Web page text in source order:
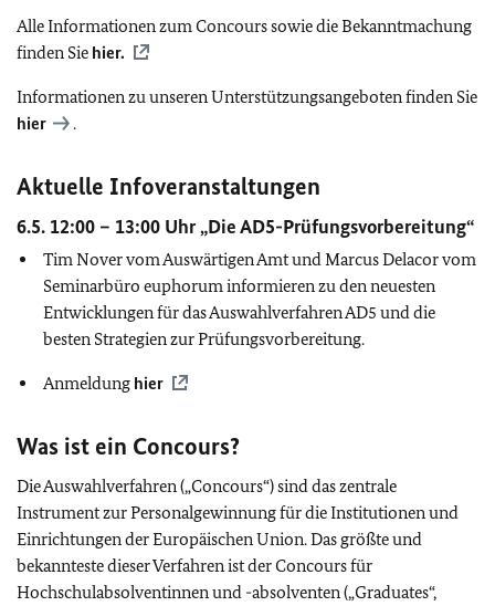
Alle Informationen zum Concours sowie die Bekanntmachung
finden Sie hier.
Informationen zu unseren Unterstützungsangeboten finden Sie
hier
.
Aktuelle Infoveranstaltungen
6.5. 12:00 – 13:00 Uhr „Die AD5-Prüfungsvorbereitung“
Tim Nover vom Auswärtigen Amt und Marcus Delacor vom
Seminarbüro euphorum informieren zu den neuesten
Entwicklungen für das Auswahlverfahren AD5 und die
besten Strategien zur Prüfungsvorbereitung.
Anmeldung hier
Was ist ein Concours?
Die Auswahlverfahren („Concours“) sind das zentrale
Instrument zur Personalgewinnung für die Institutionen und
Einrichtungen der Europäischen Union. Das größte und
bekannteste dieser Verfahren ist der Concours für
Hochschulabsolventinnen und -absolventen („Graduates“,